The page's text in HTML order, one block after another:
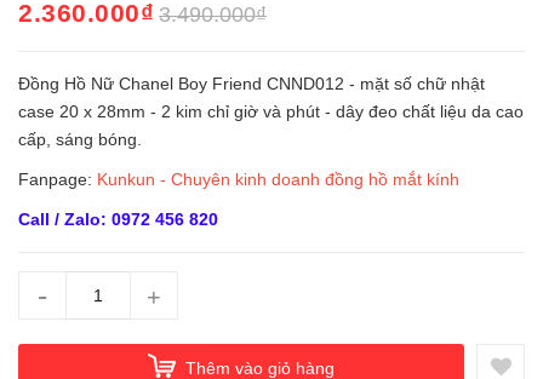
2.360.000₫ 3.490.000₫
Đồng Hồ Nữ Chanel Boy Friend CNND012 - mặt số chữ nhật
case 20 x 28mm - 2 kim chỉ giờ và phút - dây đeo chất liệu da cao
cấp, sáng bóng.
Fanpage: Kunkun - Chuyên kinh doanh đồng hồ mắt kính
Call / Zalo: 0972 456 820
- +
Thêm vào giỏ hàng